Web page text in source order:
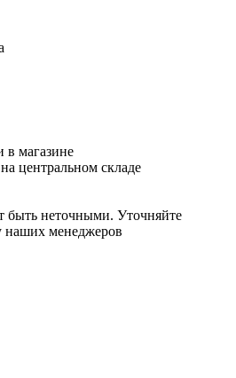
в магазине
центральном складе
быть неточными. Уточняйте
наших менеджеров